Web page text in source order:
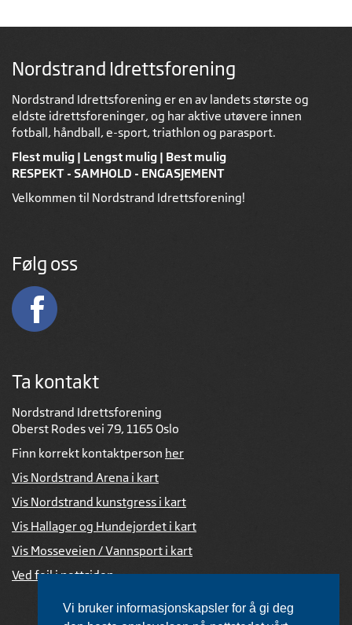
Vi bruker informasjonskapsler for å gi deg
Nordstrand Idrettsforening
Nordstrand Idrettsforening er en av landets største og
eldste idrettsforeninger, og har aktive utøvere innen
fotball, håndball, e-sport, triathlon og parasport.
Flest mulig | Lengst mulig | Best mulig
RESPEKT - SAMHOLD - ENGASJEMENT
Velkommen til Nordstrand Idrettsforening!
Følg oss
Ta kontakt
Nordstrand Idrettsforening
Oberst Rodes vei 79, 1165 Oslo
Finn korrekt kontaktperson her
Vis Nordstrand Arena i kart
Vis Nordstrand kunstgress i kart
Vis Hallager og Hundejordet i kart
Vis Mosseveien / Vannsport i kart
Ved feil i nettsiden